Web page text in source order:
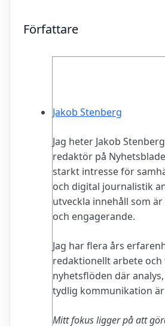
Författare
Jakob Stenberg
Jag heter Jakob
redaktör på
starkt intresse för
och digital journalistik
utveckla innehåll som
och engagerande.
Jag har flera års
redaktionellt arbete och
nyhetsflöden där
tydlig kommunikation
Mitt fokus ligger på att